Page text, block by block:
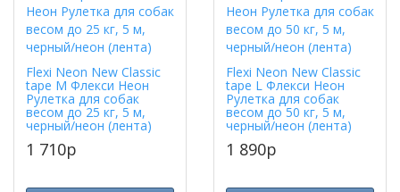
Flexi Neon New Classic
tape M Флекси Неон
Рулетка для собак
весом до 25 кг, 5 м,
черный/неон (лента)
1 710p
Flexi Neon New Classic
tape L Флекси Неон
Рулетка для собак
весом до 50 кг, 5 м,
черный/неон (лента)
1 890p